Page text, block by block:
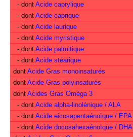
- dont Acide caprylique
- dont Acide caprique
- dont Acide laurique
- dont Acide myristique
- dont Acide palmitique
- dont Acide stéarique
dont Acide Gras monoinsaturés
dont Acide Gras polyinsaturés
dont Acides Gras Oméga 3
- dont Acide alpha-linolénique / ALA
- dont Acide eicosapentaénoïque / EPA
- dont Acide docosahexaénoïque / DHA